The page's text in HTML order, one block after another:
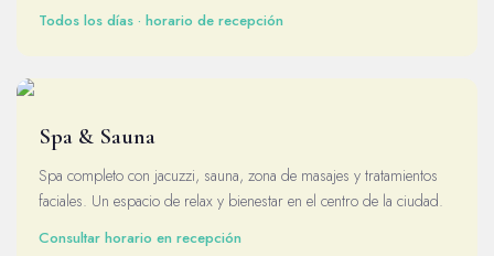
Todos los días · horario de recepción
Spa & Sauna
Spa completo con jacuzzi, sauna, zona de masajes y tratamientos
faciales. Un espacio de relax y bienestar en el centro de la ciudad.
Consultar horario en recepción